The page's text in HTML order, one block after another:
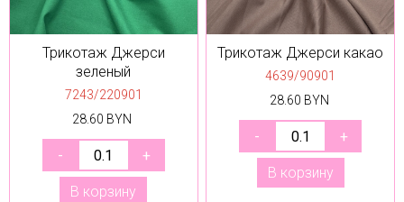
Трикотаж Джерси
зеленый
7243/220901
28.60 BYN
В корзину
Трикотаж Джерси какао
4639/90901
28.60 BYN
В корзину